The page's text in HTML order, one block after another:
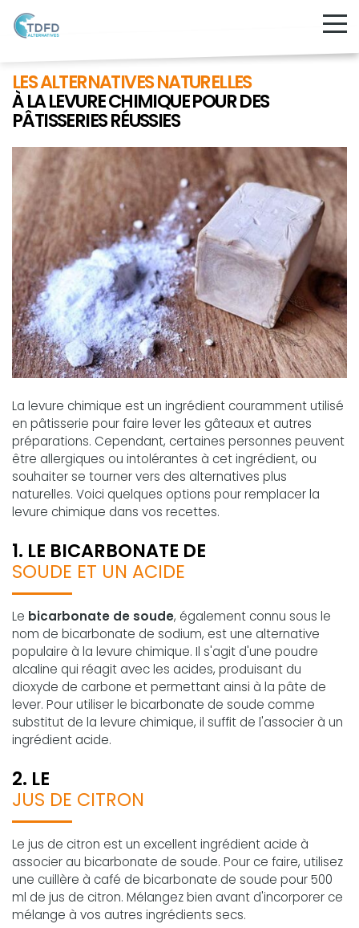
LES ALTERNATIVES NATURELLES
À LA LEVURE CHIMIQUE POUR DES
PÂTISSERIES RÉUSSIES
La levure chimique est un ingrédient couramment utilisé
en pâtisserie pour faire lever les gâteaux et autres
préparations. Cependant, certaines personnes peuvent
être allergiques ou intolérantes à cet ingrédient, ou
souhaiter se tourner vers des alternatives plus
naturelles. Voici quelques options pour remplacer la
levure chimique dans vos recettes.
1. LE BICARBONATE DE
SOUDE ET UN ACIDE
Le bicarbonate de soude, également connu sous le
nom de bicarbonate de sodium, est une alternative
populaire à la levure chimique. Il s'agit d'une poudre
alcaline qui réagit avec les acides, produisant du
dioxyde de carbone et permettant ainsi à la pâte de
lever. Pour utiliser le bicarbonate de soude comme
substitut de la levure chimique, il suffit de l'associer à un
ingrédient acide.
2. LE
JUS DE CITRON
Le jus de citron est un excellent ingrédient acide à
associer au bicarbonate de soude. Pour ce faire, utilisez
une cuillère à café de bicarbonate de soude pour 500
ml de jus de citron. Mélangez bien avant d'incorporer ce
mélange à vos autres ingrédients secs.